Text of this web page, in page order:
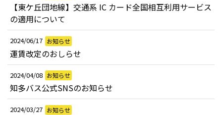
【東ケ丘団地線】交通系 IC カード全国相互利用サービス
の適用について
2024/06/17 お知らせ
運賃改定のおしらせ
2024/04/08 お知らせ
知多バス公式SNSのお知らせ
2024/03/27 お知らせ